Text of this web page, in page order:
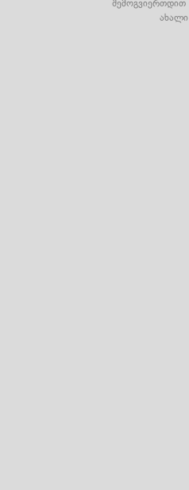
შემოგვიერთდით
ახალი